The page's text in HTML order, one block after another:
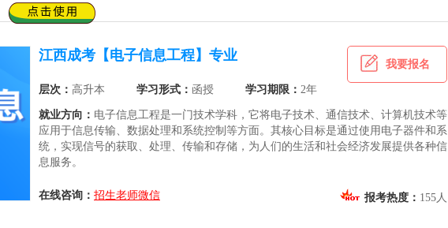
江西成考【电子信息工程】专业
层次： 高升本 学习形式： 函授 学习期限： 2年
就业方向： 电子信息工程是一门技术学科，它将电子技术、通信技术、计算机技术等
应用于信息传输、数据处理和系统控制等方面。其核心目标是通过使用电子器件和系
统，实现信号的获取、处理、传输和存储，为人们的生活和社会经济发展提供各种信
息服务。
报考热度： 155人
在线咨询： 招生老师微信
我要报名